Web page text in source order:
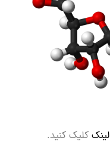
کلیک کنید.